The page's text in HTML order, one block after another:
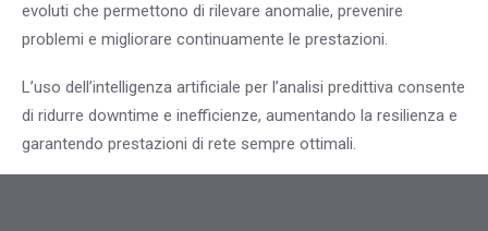
evoluti che permettono di rilevare anomalie, prevenire
problemi e migliorare continuamente le prestazioni.
L’uso dell’intelligenza artificiale per l’analisi predittiva consente
di ridurre downtime e inefficienze, aumentando la resilienza e
garantendo prestazioni di rete sempre ottimali.